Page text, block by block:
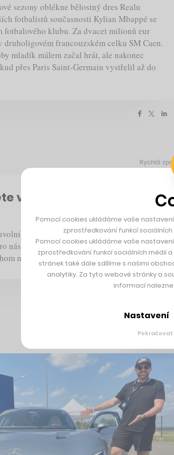
sezony oblékne bělostný dres Realu
fotbalistů současnosti Kylian Mbappé se
fotbalového klubu. Za dvacet milionů eur
francouzském celku SM Caen.
mladík málem začal hrát, ale nakonec
přes Paris Saint-Germain vystřelil až do
Rychlá
v těchto dnech vidět
plazmatická oblaka, která zamíří i k
nás neastronomy? No přece to, že bychom v
mohli i v Česku vidět polární záři!
Pomocí cookies ukládáme vaše
zprostředkování funkcí
Pomocí cookies ukládáme vaše
zprostředkování funkcí sociálních médií
stránek také dále sdílíme s našimi
analytiky. Za tyto webové stránky a
informací
Nastavení